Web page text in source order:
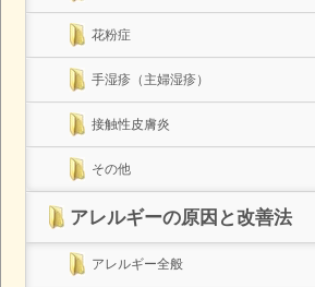
花粉症
手湿疹（主婦湿疹）
接触性皮膚炎
その他
アレルギーの原因と改善法
アレルギー全般